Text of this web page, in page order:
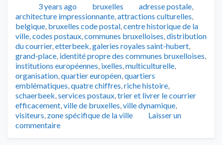
Publié3 years ago Catégories
bruxelles Tags
adresse postale,
architecture impressionnante,attractions culturelles,
belgique, bruxelles code postal,centre historique de la
ville,codes postaux,communes bruxelloises,distribution
du courrier,etterbeek,galeries royales saint-hubert,
grand-place, identité propre des communes bruxelloises,
institutions européennes, ixelles,multiculturelle,
organisation,quartier européen,quartiers
emblématiques,quatre chiffres,riche histoire,
schaerbeek,services postaux,trier et livrer le courrier
efficacement,ville de bruxelles,ville dynamique,
visiteurs, zone spécifique de la ville
Laisser un
commentaire